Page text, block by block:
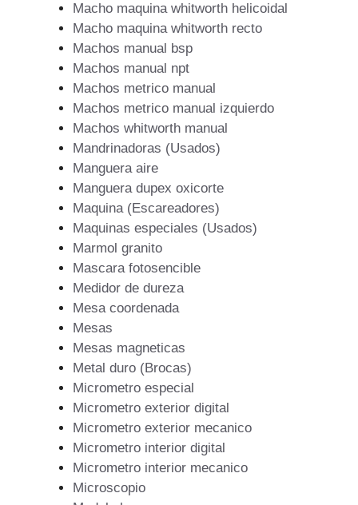
Macho maquina whitworth helicoidal
Macho maquina whitworth recto
Machos manual bsp
Machos manual npt
Machos metrico manual
Machos metrico manual izquierdo
Machos whitworth manual
Mandrinadoras (Usados)
Manguera aire
Manguera dupex oxicorte
Maquina (Escareadores)
Maquinas especiales (Usados)
Marmol granito
Mascara fotosencible
Medidor de dureza
Mesa coordenada
Mesas
Mesas magneticas
Metal duro (Brocas)
Micrometro especial
Micrometro exterior digital
Micrometro exterior mecanico
Micrometro interior digital
Micrometro interior mecanico
Microscopio